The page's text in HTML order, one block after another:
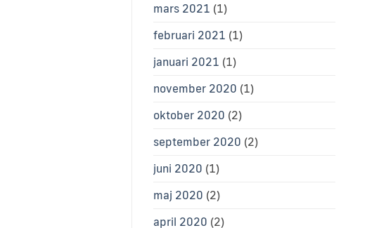
mars 2021 (1)
februari 2021 (1)
januari 2021 (1)
november 2020 (1)
oktober 2020 (2)
september 2020 (2)
juni 2020 (1)
maj 2020 (2)
april 2020 (2)